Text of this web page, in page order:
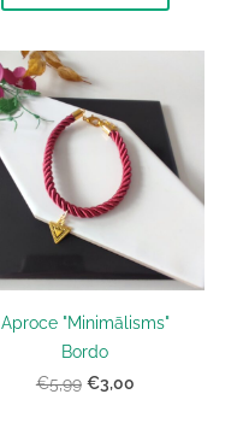
Aproce "Minimālisms"
Bordo
€5,99 €3,00